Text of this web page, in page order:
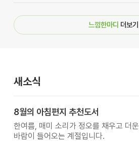
느낌한마디 더보기
새소식
8월의 아침편지 추천도서
한여름, 매미 소리가 정오를 채우고 더운
바람이 들어오는 계절입니다.